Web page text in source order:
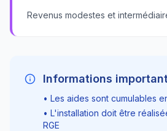
Revenus modestes et
Informations
• Les aides sont cumulables
• L'installation doit être
RGE